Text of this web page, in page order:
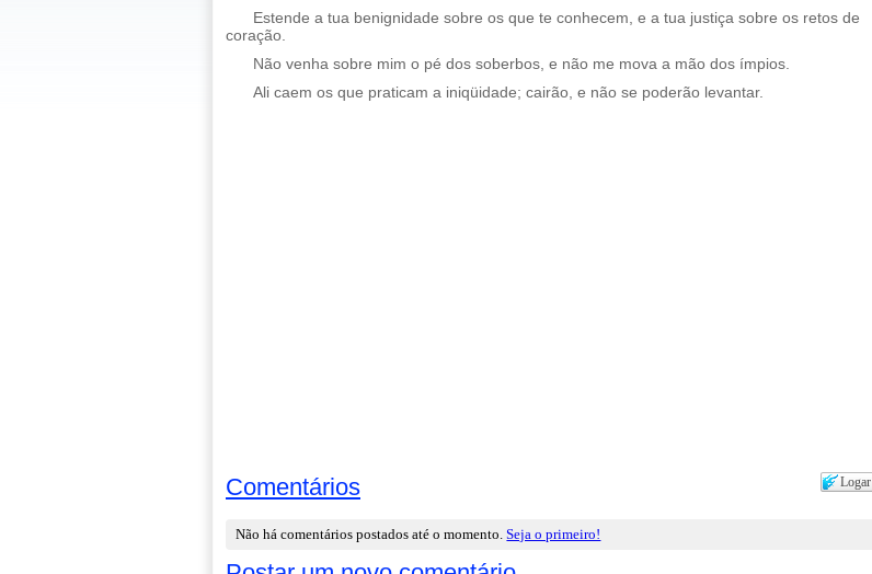
Estende a tua benignidade sobre os que te conhecem, e a tua justiça sobre os retos de
coração.
Não venha sobre mim o pé dos soberbos, e não me mova a mão dos ímpios.
Ali caem os que praticam a iniqüidade; cairão, e não se poderão levantar.
Logar
Comentários
Não há comentários postados até o momento.Seja o primeiro!